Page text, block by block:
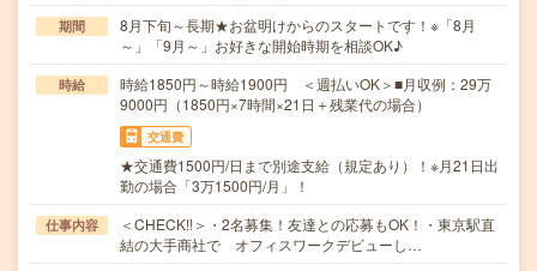
期間
8月下旬～長期★お盆明けからのスタートです！※「8月
～」「9月～」お好きな開始時期を相談OK♪
時給
時給1850円～時給1900円 ＜週払いOK＞■月収例：29万
9000円（1850円×7時間×21日＋残業代の場合）
交通費
★交通費1500円/日まで別途支給（規定あり）！※月21日出
勤の場合「3万1500円/月」！
仕事内容
＜CHECK!!＞・2名募集！友達との応募もOK！・東京駅直
結の大手商社で オフィスワークデビューし…